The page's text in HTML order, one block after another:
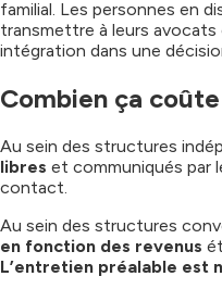
familial. Les personnes en
transmettre à leurs
intégration dans une
Combien ça coûte
Au sein des structures
libres et communiqués par
contact.
Au sein des structures
en fonction des revenus
L’entretien préalable est